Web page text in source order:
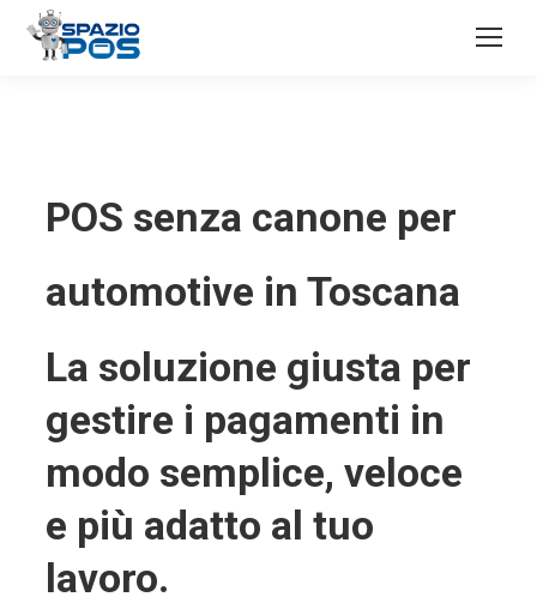
POS senza canone per
automotive in Toscana
La soluzione giusta per
gestire i pagamenti in
modo semplice, veloce
e più adatto al tuo
lavoro.